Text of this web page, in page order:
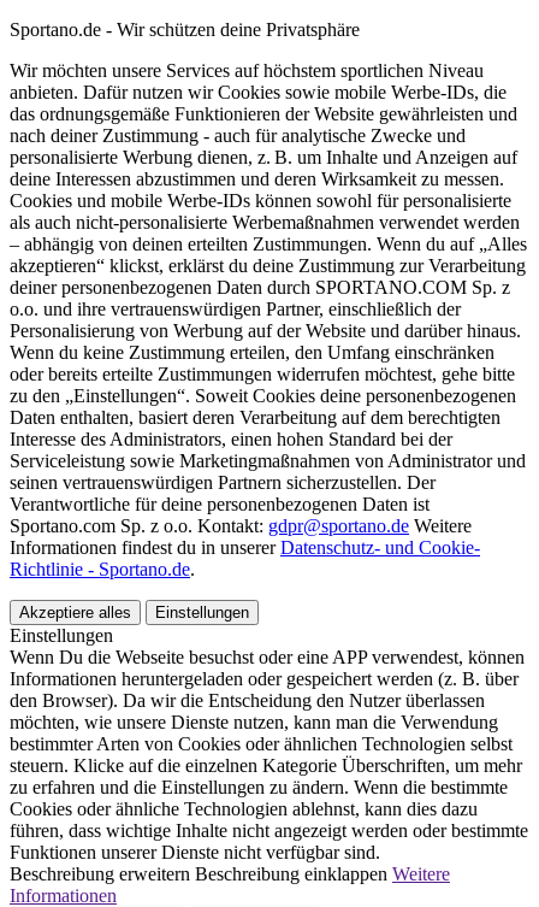
Sportano.de - Wir schützen deine Privatsphäre
Wir möchten unsere Services auf höchstem sportlichen Niveau
anbieten. Dafür nutzen wir Cookies sowie mobile Werbe-IDs, die
das ordnungsgemäße Funktionieren der Website gewährleisten und
nach deiner Zustimmung - auch für analytische Zwecke und
personalisierte Werbung dienen, z. B. um Inhalte und Anzeigen auf
deine Interessen abzustimmen und deren Wirksamkeit zu messen.
Cookies und mobile Werbe-IDs können sowohl für personalisierte
als auch nicht-personalisierte Werbemaßnahmen verwendet werden
– abhängig von deinen erteilten Zustimmungen. Wenn du auf „Alles
akzeptieren“ klickst, erklärst du deine Zustimmung zur Verarbeitung
deiner personenbezogenen Daten durch SPORTANO.COM Sp. z
o.o. und ihre vertrauenswürdigen Partner, einschließlich der
Personalisierung von Werbung auf der Website und darüber hinaus.
Wenn du keine Zustimmung erteilen, den Umfang einschränken
oder bereits erteilte Zustimmungen widerrufen möchtest, gehe bitte
zu den „Einstellungen“. Soweit Cookies deine personenbezogenen
Daten enthalten, basiert deren Verarbeitung auf dem berechtigten
Interesse des Administrators, einen hohen Standard bei der
Serviceleistung sowie Marketingmaßnahmen von Administrator und
seinen vertrauenswürdigen Partnern sicherzustellen. Der
Verantwortliche für deine personenbezogenen Daten ist
Sportano.com Sp. z o.o. Kontakt: gdpr@sportano.de Weitere
Informationen findest du in unsererDatenschutz- und Cookie-
Richtlinie - Sportano.de.
Akzeptiere alles Einstellungen
Einstellungen
Wenn Du die Webseite besuchst oder eine APP verwendest, können
Informationen heruntergeladen oder gespeichert werden (z. B. über
den Browser). Da wir die Entscheidung den Nutzer überlassen
möchten, wie unsere Dienste nutzen, kann man die Verwendung
bestimmter Arten von Cookies oder ähnlichen Technologien selbst
steuern. Klicke auf die einzelnen Kategorie Überschriften, um mehr
zu erfahren und die Einstellungen zu ändern. Wenn die bestimmte
Cookies oder ähnliche Technologien ablehnst, kann dies dazu
führen, dass wichtige Inhalte nicht angezeigt werden oder bestimmte
Funktionen unserer Dienste nicht verfügbar sind.
Beschreibung erweitern Beschreibung einklappen Weitere
Informationen